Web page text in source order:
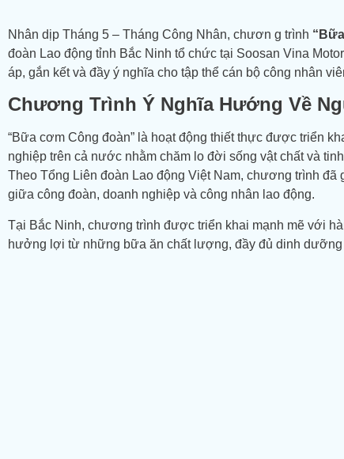
Nhân dịp Tháng 5 – Tháng Công Nhân, chươn g trình
đoàn Lao động tỉnh Bắc Ninh tổ chức tại Soosan Vina Motor
áp, gắn kết và đầy ý nghĩa cho tập thể cán bộ công nhân
Chương Trình Ý Nghĩa Hướng Về
“Bữa cơm Công đoàn” là hoạt động thiết thực được triển
nghiệp trên cả nước nhằm chăm lo đời sống vật chất và
Theo Tổng Liên đoàn Lao động Việt Nam, chương trình đã
giữa công đoàn, doanh nghiệp và công nhân lao động.
Tại Bắc Ninh, chương trình được triển khai mạnh mẽ với
hưởng lợi từ những bữa ăn chất lượng, đầy đủ dinh dưỡng